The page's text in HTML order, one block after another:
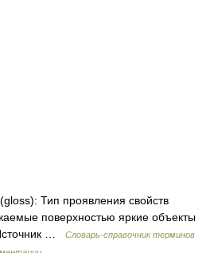
Тип проявления свойств
поверхностью яркие объекты
…
Словарь-справочник терминов